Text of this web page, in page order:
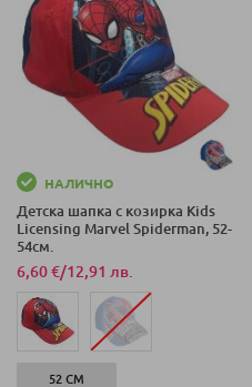
НАЛИЧНО
Детска шапка с козирка Kids
Licensing Marvel Spiderman, 52-
54см.
6,60 €/12,91 лв.
52 СМ